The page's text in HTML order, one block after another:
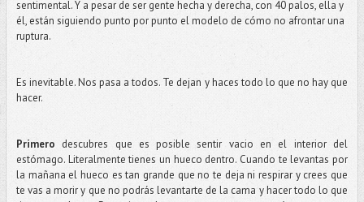
sentimental. Y a pesar de ser gente hecha y derecha, con 40 palos, ella y
él, están siguiendo punto por punto el modelo de cómo no afrontar una
ruptura.
Es inevitable. Nos pasa a todos. Te dejan y haces todo lo que no hay que
hacer.
Primero descubres que es posible sentir vacio en el interior del
estómago. Literalmente tienes un hueco dentro. Cuando te levantas por
la mañana el hueco es tan grande que no te deja ni respirar y crees que
te vas a morir y que no podrás levantarte de la cama y hacer todo lo que